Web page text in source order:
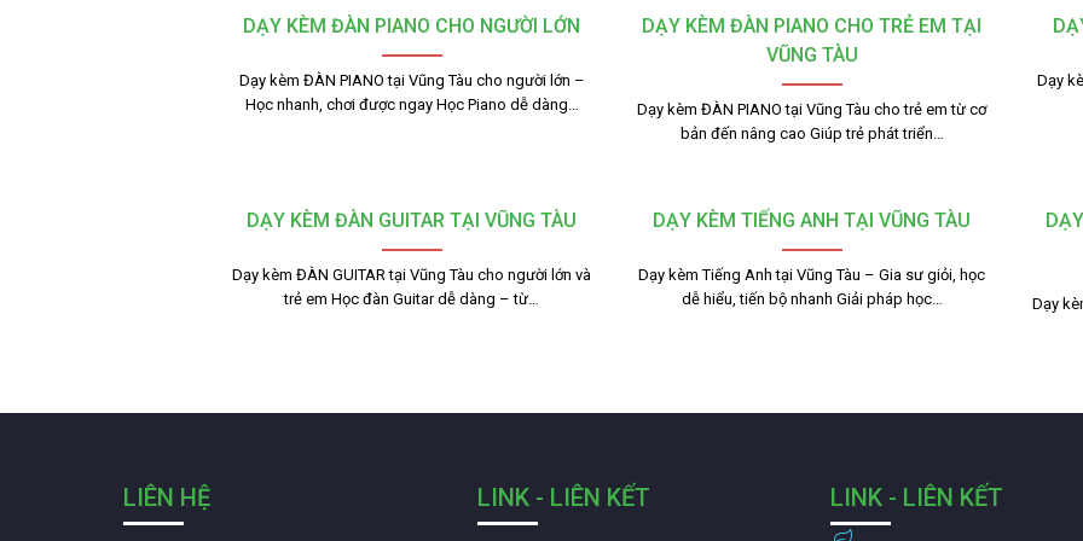
DẠY KÈM ĐÀN PIANO CHO NGƯỜI LỚN
Dạy kèm ĐÀN PIANO tại Vũng Tàu cho người lớn –
Học nhanh, chơi được ngay Học Piano dễ dàng…
DẠY KÈM ĐÀN PIANO CHO TRẺ EM TẠI
VŨNG TÀU
Dạy kèm ĐÀN PIANO tại Vũng Tàu cho trẻ em từ cơ
bản đến nâng cao Giúp trẻ phát triển…
Dạy
DẠY KÈM ĐÀN GUITAR TẠI VŨNG TÀU
Dạy kèm ĐÀN GUITAR tại Vũng Tàu cho người lớn và
trẻ em Học đàn Guitar dễ dàng – từ…
DẠY KÈM TIẾNG ANH TẠI VŨNG TÀU
Dạy kèm Tiếng Anh tại Vũng Tàu – Gia sư giỏi, học
dễ hiểu, tiến bộ nhanh Giải pháp học…
Dạy
LIÊN HỆ LINK - LIÊN KẾT LINK - LIÊN KẾT